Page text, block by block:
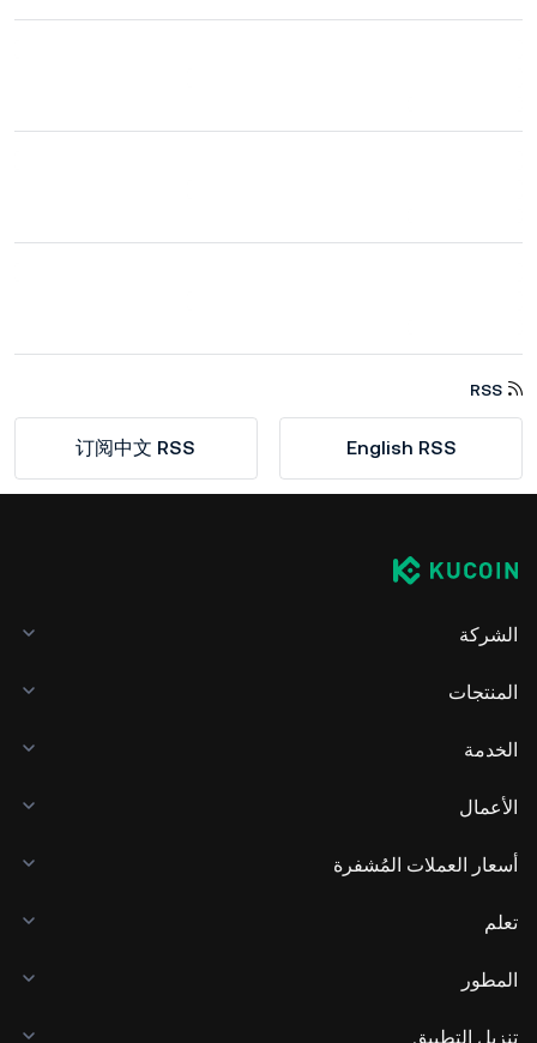
RSS
English RSS
订阅中文 RSS
الشركة
المنتجات
الخدمة
الأعمال
أسعار العملات المُشفرة
تعلم
المطور
تنزيل التطبيق